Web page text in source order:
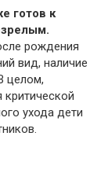
готов к
рождения
вид, наличие
целом,
критической
ухода дети